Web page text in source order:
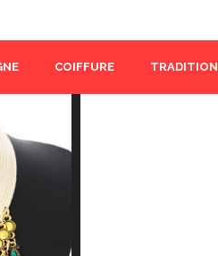
COIFFURE TRADITION